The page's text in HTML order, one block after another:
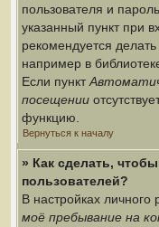
пользователя и
указанный пункт при
рекомендуется
например в
Если пункт
посещении
функцию.
Вернуться к началу
» Как сделать,
пользователей?
В настройках
моё пребывание на